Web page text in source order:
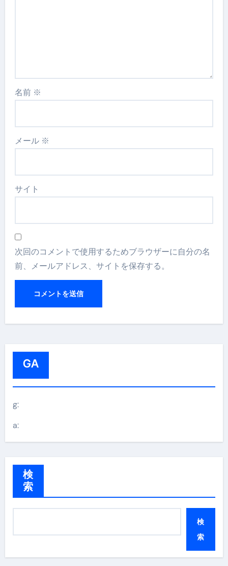
名前 ※
メール ※
サイト
次回のコメントで使用するためブラウザーに自分の名
前、メールアドレス、サイトを保存する。
GA
g:
a:
検
索
検
索